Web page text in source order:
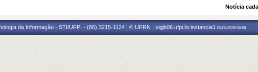
Notícia
da Informação - STI/UFPI - (86) 3215-1124 | © UFRN | sigjb06.ufpi.br.instancia1 08/08/2026 04:58